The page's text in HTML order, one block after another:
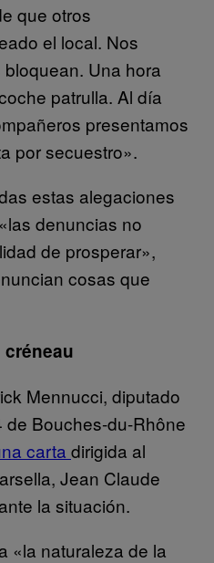
que otros
el local. Nos
Una hora
patrulla. Al día
presentamos
por secuestro».
estas alegaciones
denuncias no
de prosperar»,
cosas que
créneau
Mennucci, diputado
de Bouches-du-Rhône
carta dirigida al
Jean Claude
la situación.
«la naturaleza de la